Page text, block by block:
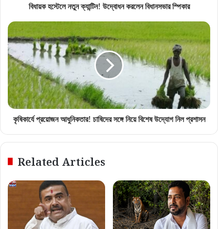
বিধায়ক হস্টেলে নতুন ক্যান্টিন! উদ্বোধন করলেন বিধানসভার স্পিকার
কৃষিকার্যে প্রয়োজন আধুনিকতার! চাষিদের সঙ্গে নিয়ে বিশেষ উদ্যোগ নিল প্রশাসন
Related Articles